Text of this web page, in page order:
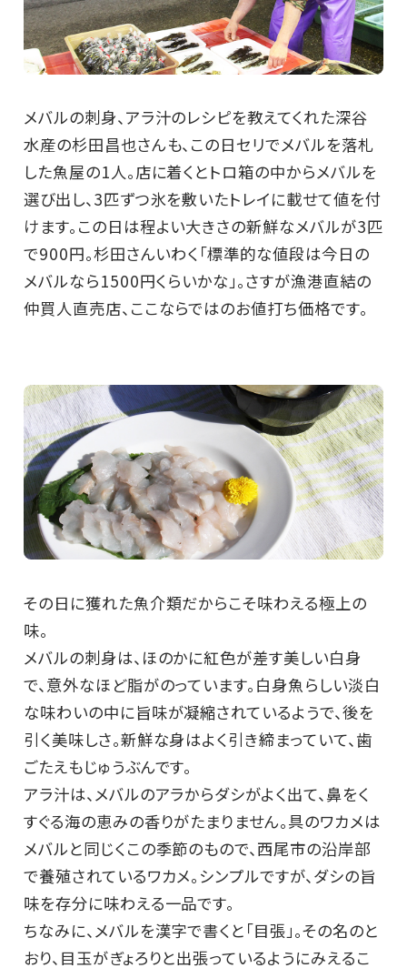
メバルの刺身、アラ汁のレシピを教えてくれた深谷
水産の杉田昌也さんも、この日セリでメバルを落札
した魚屋の1人。店に着くとトロ箱の中からメバルを
選び出し、3匹ずつ氷を敷いたトレイに載せて値を付
けます。この日は程よい大きさの新鮮なメバルが3匹
で900円。杉田さんいわく「標準的な値段は今日の
メバルなら1500円くらいかな」。さすが漁港直結の
仲買人直売店、ここならではのお値打ち価格です。
その日に獲れた魚介類だからこそ味わえる極上の
味。
メバルの刺身は、ほのかに紅色が差す美しい白身
で、意外なほど脂がのっています。白身魚らしい淡白
な味わいの中に旨味が凝縮されているようで、後を
引く美味しさ。新鮮な身はよく引き締まっていて、歯
ごたえもじゅうぶんです。
アラ汁は、メバルのアラからダシがよく出て、鼻をく
すぐる海の恵みの香りがたまりません。具のワカメは
メバルと同じくこの季節のもので、西尾市の沿岸部
で養殖されているワカメ。シンプルですが、ダシの旨
味を存分に味わえる一品です。
ちなみに、メバルを漢字で書くと「目張」。その名のと
おり、目玉がぎょろりと出張っているようにみえるこ